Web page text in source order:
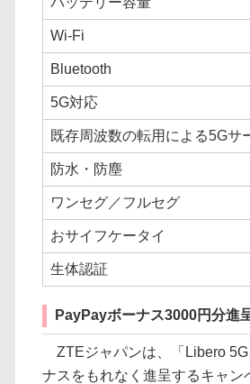
Wi-Fi
Bluetooth
5G対応
既存周波数の転用による5Gサ
防水・防塵
ワンセグ／フルセグ
おサイフケータイ
生体認証
PayPayボーナス3000円分進
ZTEジャパンは、「Libero
ナスをもれなく進呈するキャン